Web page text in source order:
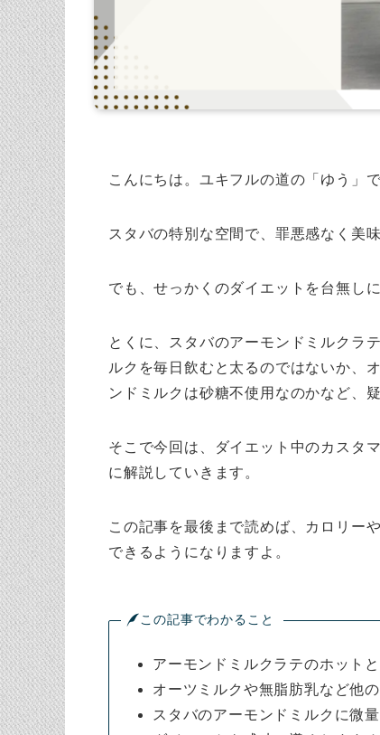
こんにちは。ユキフルの道の「ゆう」で
スタバの特別な空間で、罪悪感なく美
でも、せっかくのダイエットを台無し
とくに、スタバのアーモンドミルクラ
ルクを毎日飲むと太るのではないか、
ンドミルクは砂糖不使用なのかなど、
そこで今回は、ダイエット中のカスタ
に解説していきます。
この記事を最後まで読めば、カロリー
できるようになりますよ。
この記事でわかること
アーモンドミルクラテのホット
オーツミルクや無脂肪乳など他
スタバのアーモンドミルクに微